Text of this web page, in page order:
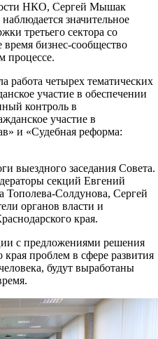
НКО, Сергей Мышак
значительное
третьего сектора со
бизнес-сообщество
процессе.
работа четырех тематических
участие в обеспечении
контроль в
участие в
и «Судебная реформа:
выездного заседания Совета.
секций Евгений
Солдунова, Сергей
органов власти и
края.
с предложениями решения
проблем в сфере развития
будут выработаны